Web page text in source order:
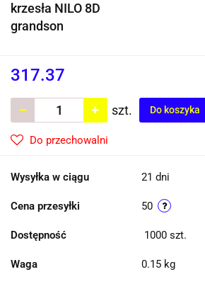
krzesła NILO 8D
grandson
317.37
szt. Do koszyka
Do przechowalni
Wysyłka w ciągu 21 dni
Cena przesyłki 50
Dostępność 1000 szt.
Waga 0.15 kg